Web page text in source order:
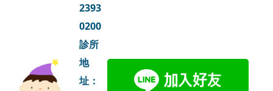
2393
0200
診所
地
址：